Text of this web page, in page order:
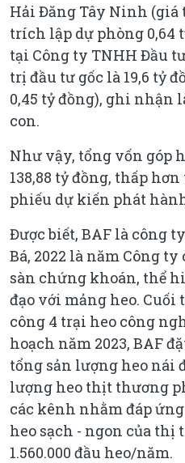
Hải Đăng Tây Ninh (giá
trích lập dự phòng 0,64
tại Công ty TNHH Đầu
trị đầu tư gốc là 19,6 tỷ
0,45 tỷ đồng), ghi nhận
con.
Như vậy, tổng vốn góp
138,88 tỷ đồng, thấp
phiếu dự kiến phát
Được biết, BAF là công
Bá, 2022 là năm Công
sàn chứng khoán, thể
đạo với mảng heo. Cuối
công 4 trại heo công
hoạch năm 2023, BAF
tổng sản lượng heo nái
lượng heo thịt thương
các kênh nhằm đáp
heo sạch - ngon của thị
1.560.000 đầu heo/năm.